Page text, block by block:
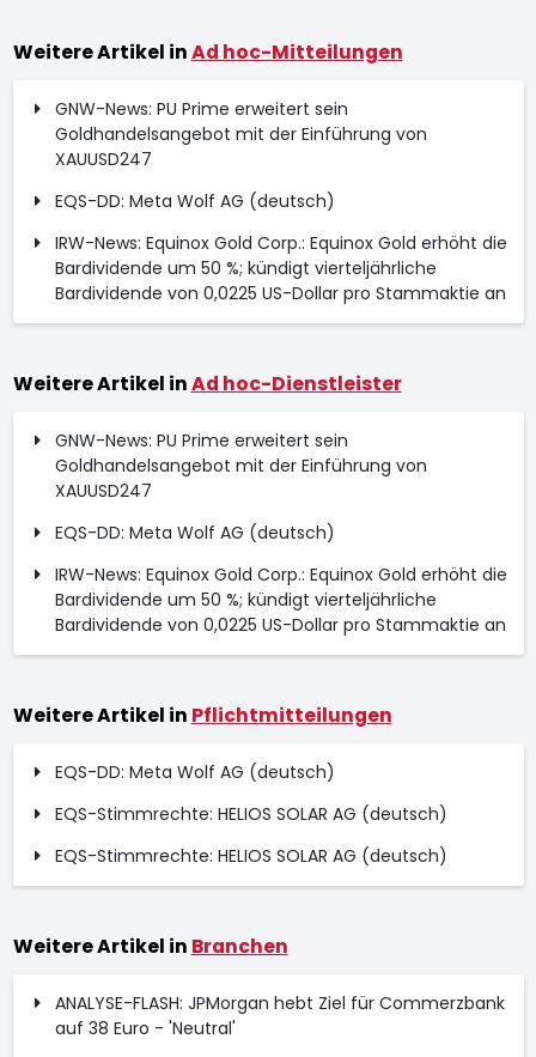
Weitere Artikel inAd hoc-Mitteilungen
GNW-News: PU Prime erweitert sein
Goldhandelsangebot mit der Einführung von
XAUUSD247
EQS-DD: Meta Wolf AG (deutsch)
IRW-News: Equinox Gold Corp.: Equinox Gold erhöht die
Bardividende um 50 %; kündigt vierteljährliche
Bardividende von 0,0225 US-Dollar pro Stammaktie an
Weitere Artikel inAd hoc-Dienstleister
GNW-News: PU Prime erweitert sein
Goldhandelsangebot mit der Einführung von
XAUUSD247
EQS-DD: Meta Wolf AG (deutsch)
IRW-News: Equinox Gold Corp.: Equinox Gold erhöht die
Bardividende um 50 %; kündigt vierteljährliche
Bardividende von 0,0225 US-Dollar pro Stammaktie an
Weitere Artikel in Pflichtmitteilungen
EQS-DD: Meta Wolf AG (deutsch)
EQS-Stimmrechte: HELIOS SOLAR AG (deutsch)
EQS-Stimmrechte: HELIOS SOLAR AG (deutsch)
Weitere Artikel in Branchen
ANALYSE-FLASH: JPMorgan hebt Ziel für Commerzbank
auf 38 Euro - 'Neutral'